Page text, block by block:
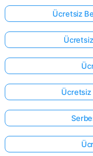
Ücretsiz
Ücretsiz
Ücretsiz